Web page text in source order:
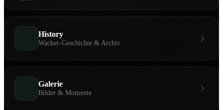
History
Wacker-Geschichte & Archiv
Galerie
Bilder & Momente